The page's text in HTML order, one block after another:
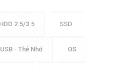
HDD 2.5/3.5 SSD
USB - Thẻ Nhớ OS